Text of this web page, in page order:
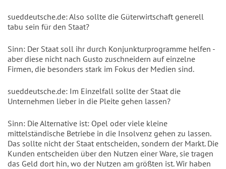
sueddeutsche.de: Also sollte die Güterwirtschaft generell
tabu sein für den Staat?
Sinn: Der Staat soll ihr durch Konjunkturprogramme helfen -
aber diese nicht nach Gusto zuschneidern auf einzelne
Firmen, die besonders stark im Fokus der Medien sind.
sueddeutsche.de: Im Einzelfall sollte der Staat die
Unternehmen lieber in die Pleite gehen lassen?
Sinn: Die Alternative ist: Opel oder viele kleine
mittelständische Betriebe in die Insolvenz gehen zu lassen.
Das sollte nicht der Staat entscheiden, sondern der Markt. Die
Kunden entscheiden über den Nutzen einer Ware, sie tragen
das Geld dort hin, wo der Nutzen am größten ist. Wir haben